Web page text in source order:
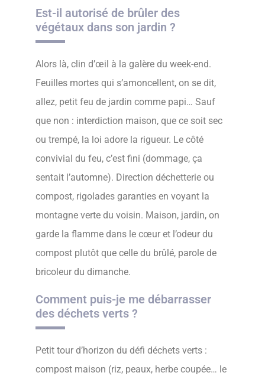
Est-il autorisé de brûler des
végétaux dans son jardin ?
Alors là, clin d’œil à la galère du week-end.
Feuilles mortes qui s’amoncellent, on se dit,
allez, petit feu de jardin comme papi… Sauf
que non : interdiction maison, que ce soit sec
ou trempé, la loi adore la rigueur. Le côté
convivial du feu, c’est fini (dommage, ça
sentait l’automne). Direction déchetterie ou
compost, rigolades garanties en voyant la
montagne verte du voisin. Maison, jardin, on
garde la flamme dans le cœur et l’odeur du
compost plutôt que celle du brûlé, parole de
bricoleur du dimanche.
Comment puis-je me débarrasser
des déchets verts ?
Petit tour d’horizon du défi déchets verts :
compost maison (riz, peaux, herbe coupée… le